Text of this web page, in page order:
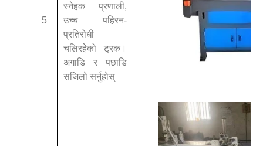
5
स्नेहक प्रणाली,
उच्च पहिरन-
प्रतिरोधी
चलिरहेको ट्रक।
अगाडि र पछाडि
सजिलो सर्नुहोस्